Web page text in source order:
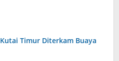
Timur Diterkam Buaya